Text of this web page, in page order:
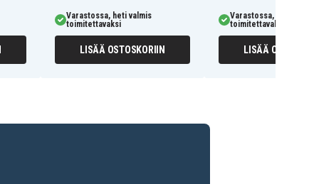
Varastossa, heti valmis
toimitettavaksi
LISÄÄ OSTOSKORIIN
Varastossa, heti
toimitettavaksi
LISÄÄ